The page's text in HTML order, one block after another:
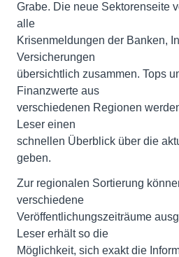
Grabe. Die neue Sektorenseite
alle
Krisenmeldungen der Banken,
Versicherungen
übersichtlich zusammen. Tops
Finanzwerte aus
verschiedenen Regionen
Leser einen
schnellen Überblick über die
geben.
Zur regionalen Sortierung
verschiedene
Veröffentlichungszeiträume
Leser erhält so die
Möglichkeit, sich exakt die